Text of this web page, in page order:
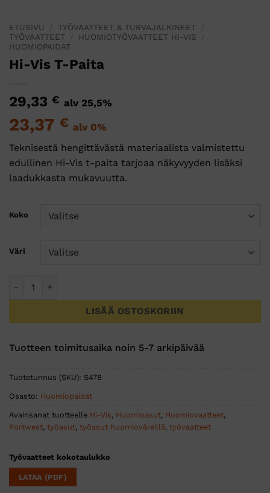
ETUSIVU TYÖVAATTEET & TURVAJALKINEET
TYÖVAATTEET
HUOMIOTYÖVAATTEET HI-VIS
HUOMIOPAIDAT
Hi-Vis T-Paita
29,33 € alv 25,5%
23,37 € alv 0%
Teknisestä hengittävästä materiaalista valmistettu
edullinen Hi-Vis t-paita tarjoaa näkyvyyden lisäksi
laadukkasta mukavuutta.
Koko
Väri
LISÄÄ OSTOSKORIIN
Tuotteen toimitusaika noin 5-7 arkipäivää
Tuotetunnus (SKU): S478
Osasto: Huomiopaidat
Avainsanat tuotteelle Hi-Vis, Huomioasut, Huomiovaatteet,
Portwest, työasut, työasut huomioväreillä, työvaatteet
Työvaatteet kokotaulukko
LATAA (PDF)